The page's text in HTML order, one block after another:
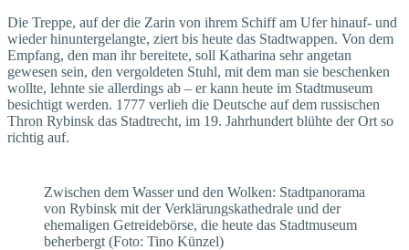
Die Treppe, auf der die Zarin von ihrem Schiff am Ufer hinauf- und
wieder hinuntergelangte, ziert bis heute das Stadtwappen. Von dem
Empfang, den man ihr bereitete, soll Katharina sehr angetan
gewesen sein, den vergoldeten Stuhl, mit dem man sie beschenken
wollte, lehnte sie allerdings ab – er kann heute im Stadtmuseum
besichtigt werden. 1777 verlieh die Deutsche auf dem russischen
Thron Rybinsk das Stadtrecht, im 19. Jahrhundert blühte der Ort so
richtig auf.
Zwischen dem Wasser und den Wolken: Stadtpanorama
von Rybinsk mit der Verklärungskathedrale und der
ehemaligen Getreidebörse, die heute das Stadtmuseum
beherbergt (Foto: Tino Künzel)